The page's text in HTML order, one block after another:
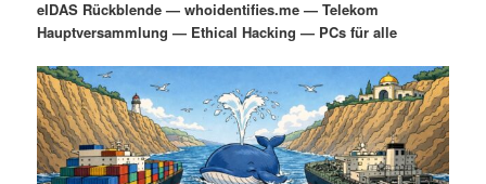
m
ä
r
e
u
n
d
ä
s
n
a
v
i
g
a
t
eIDAS Rückblende — whoidentifies.me — Telekom
Hauptversammlung — Ethical Hacking — PCs für alle